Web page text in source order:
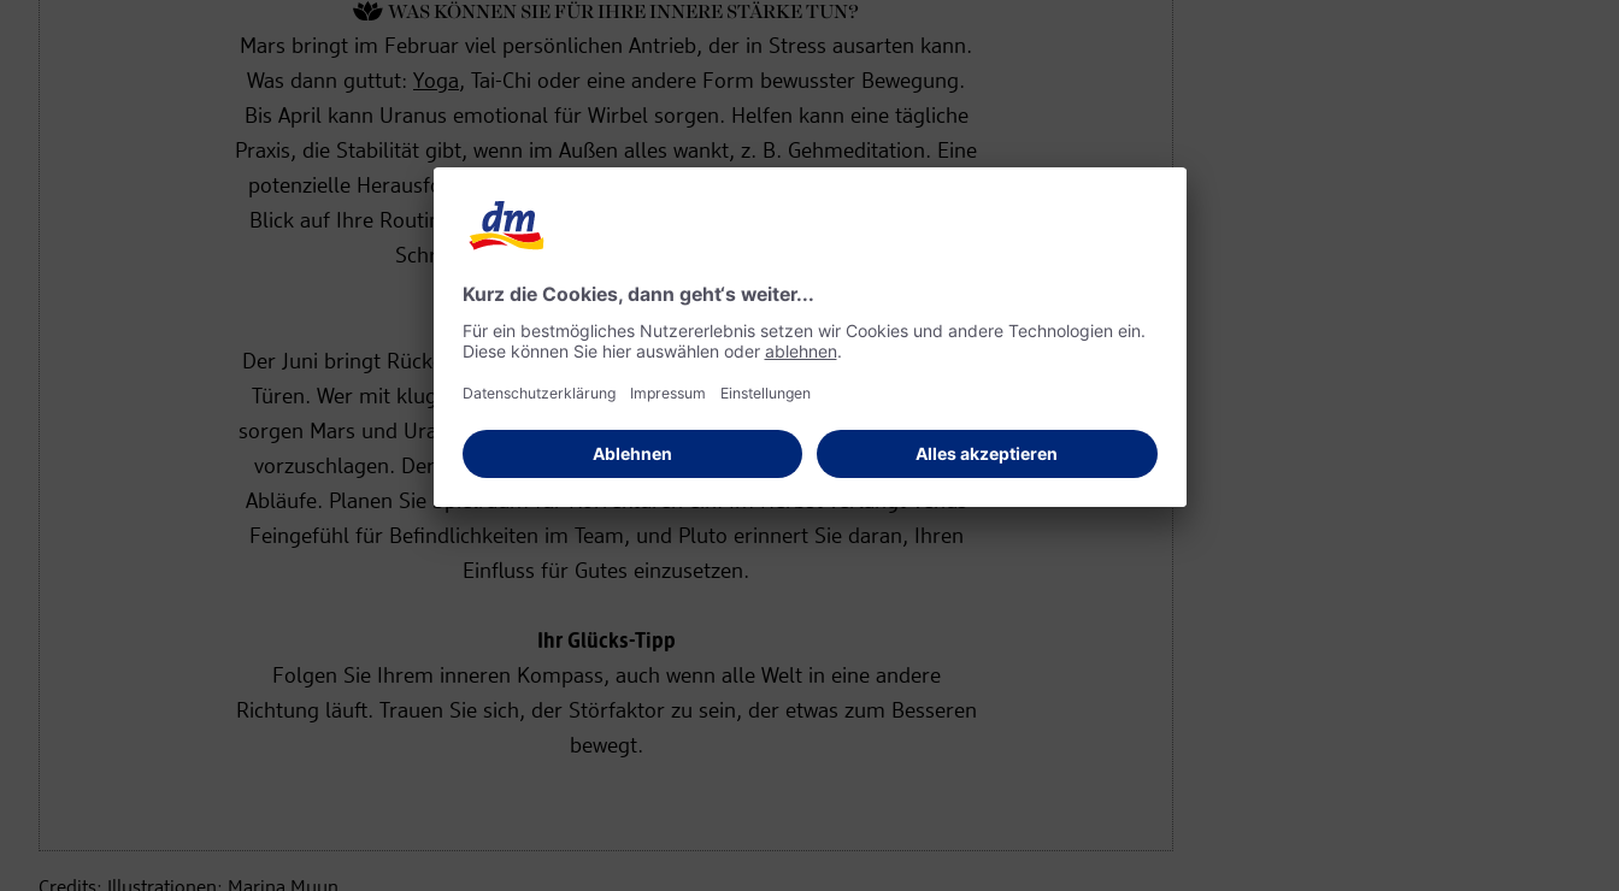
WAS KÖNNEN SIE FÜR IHRE INNERE STÄRKE TUN?
Mars bringt im Februar viel persönlichen Antrieb, der in Stress ausarten kann.
Was dann guttut: Yoga, Tai-Chi oder eine andere Form bewusster Bewegung.
Bis April kann Uranus emotional für Wirbel sorgen. Helfen kann eine tägliche
Praxis, die Stabilität gibt, wenn im Außen alles wankt, z. B. Gehmeditation. Eine
potenzielle Herausforderung ist auch Prokrastination. Hier hilft ein kritischer
Blick auf Ihre Routinen: Wie sinnvoll nutzen Sie Ihre Zeit? Welchen wichtigen
Schritt vermeiden Sie aufgrund von Ängsten?
WIE LÄUFT ES IM JOB?
Der Juni bringt Rückenwind: Gleich vier Planeten öffnen beruflich die richtigen
Türen. Wer mit klugen Konzepten sichtbar wird, hat beste Karten. Ende Juni
sorgen Mars und Uranus für Kreativität: perfekt, um ungewöhnliche Lösungen
vorzuschlagen. Der Knackpunkt im Juli: Merkur wird rückläufig und bremst
Abläufe. Planen Sie Spielraum für Korrekturen ein! Im Herbst verlangt Venus
Feingefühl für Befindlichkeiten im Team, und Pluto erinnert Sie daran, Ihren
Einfluss für Gutes einzusetzen.
Ihr Glücks-Tipp
Folgen Sie Ihrem inneren Kompass, auch wenn alle Welt in eine andere
Richtung läuft. Trauen Sie sich, der Störfaktor zu sein, der etwas zum Besseren
bewegt.